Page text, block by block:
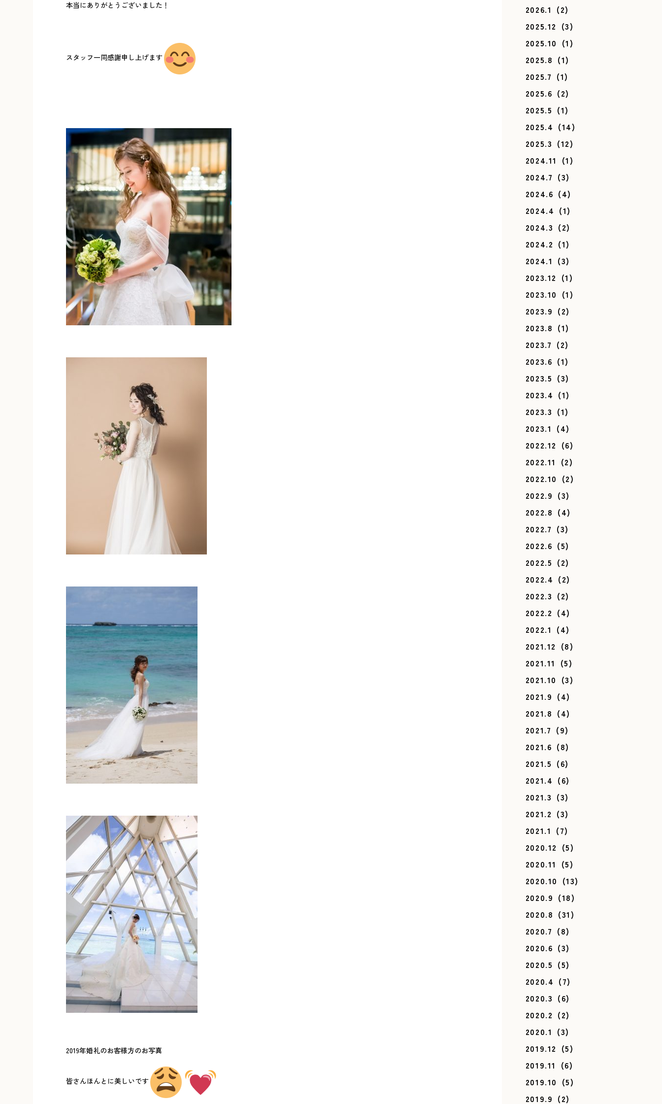
本当にありがとうございました！
スタッフ一同感謝申し上げます
2019年婚礼のお客様方のお写真
皆さんほんとに美しいです
2026.1 (2)
2025.12 (3)
2025.10 (1)
2025.8 (1)
2025.7 (1)
2025.6 (2)
2025.5 (1)
2025.4 (14)
2025.3 (12)
2024.11
(1)
2024.7 (3)
2024.6 (4)
2024.4 (1)
2024.3 (2)
2024.2 (1)
2024.1 (3)
2023.12 (1)
2023.10 (1)
2023.9 (2)
2023.8 (1)
2023.7 (2)
2023.6 (1)
2023.5 (3)
2023.4 (1)
2023.3 (1)
2023.1 (4)
2022.12 (6)
2022.11
(2)
2022.10 (2)
2022.9 (3)
2022.8 (4)
2022.7 (3)
2022.6 (5)
2022.5 (2)
2022.4 (2)
2022.3 (2)
2022.2 (4)
2022.1 (4)
2021.12 (8)
2021.11
(5)
2021.10 (3)
2021.9 (4)
2021.8 (4)
2021.7 (9)
2021.6 (8)
2021.5 (6)
2021.4 (6)
2021.3 (3)
2021.2 (3)
2021.1 (7)
2020.12 (5)
2020.11
(5)
2020.10 (13)
2020.9 (18)
2020.8 (31)
2020.7 (8)
2020.6 (3)
2020.5 (5)
2020.4 (7)
2020.3 (6)
2020.2 (2)
2020.1 (3)
2019.12 (5)
2019.11
(6)
2019.10 (5)
2019.9 (2)